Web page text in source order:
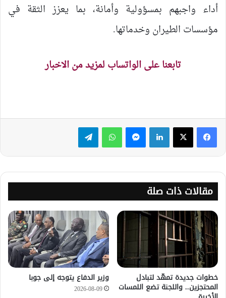
أداء واجبهم بمسؤولية وأمانة، بما يعزز الثقة في
مؤسسات الطيران وخدماتها.
تابعنا على الواتساب لمزيد من الاخبار
لينكدإن ماسنجر واتساب تيلقرام
مقالات ذات صلة
خطوات جديدة تمهّد لتبادل
المحتجزين.. واللجنة تضع اللمسات
وزير الدفاع يتوجه إلى جوبا
2026-08-09